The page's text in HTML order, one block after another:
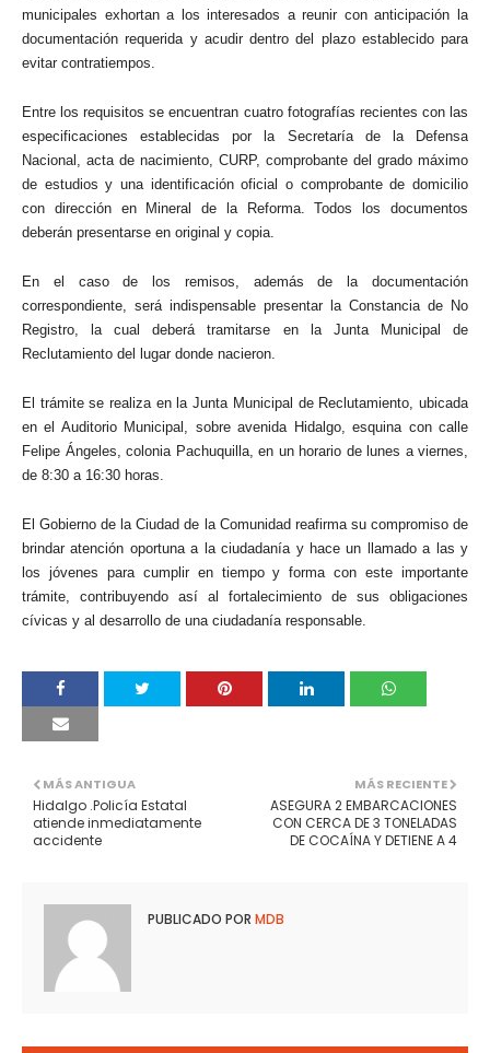
municipales exhortan a los interesados a reunir con anticipación la
documentación requerida y acudir dentro del plazo establecido para
evitar contratiempos.
Entre los requisitos se encuentran cuatro fotografías recientes con las
especificaciones establecidas por la Secretaría de la Defensa
Nacional, acta de nacimiento, CURP, comprobante del grado máximo
de estudios y una identificación oficial o comprobante de domicilio
con dirección en Mineral de la Reforma. Todos los documentos
deberán presentarse en original y copia.
En el caso de los remisos, además de la documentación
correspondiente, será indispensable presentar la Constancia de No
Registro, la cual deberá tramitarse en la Junta Municipal de
Reclutamiento del lugar donde nacieron.
El trámite se realiza en la Junta Municipal de Reclutamiento, ubicada
en el Auditorio Municipal, sobre avenida Hidalgo, esquina con calle
Felipe Ángeles, colonia Pachuquilla, en un horario de lunes a viernes,
de 8:30 a 16:30 horas.
El Gobierno de la Ciudad de la Comunidad reafirma su compromiso de
brindar atención oportuna a la ciudadanía y hace un llamado a las y
los jóvenes para cumplir en tiempo y forma con este importante
trámite, contribuyendo así al fortalecimiento de sus obligaciones
cívicas y al desarrollo de una ciudadanía responsable.
MÁS RECIENTE
ASEGURA 2 EMBARCACIONES
CON CERCA DE 3 TONELADAS
DE COCAÍNA Y DETIENE A 4
MÁS ANTIGUA
Hidalgo .Policía Estatal
atiende inmediatamente
accidente
PUBLICADO POR MDB